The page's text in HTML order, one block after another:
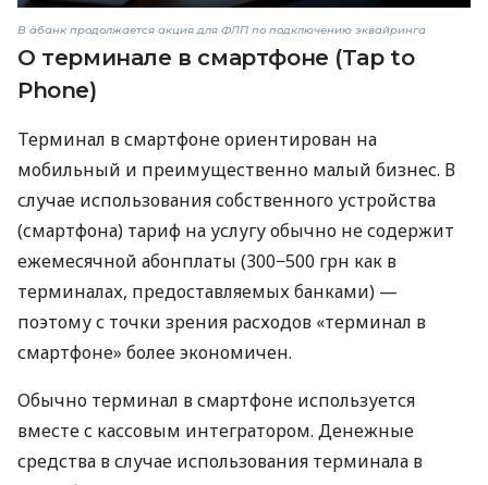
В àбанк продолжается акция для ФЛП по подключению эквайринга
О терминале в смартфоне (Tap to
Phone)
Терминал в смартфоне ориентирован на
мобильный и преимущественно малый бизнес. В
случае использования собственного устройства
(смартфона) тариф на услугу обычно не содержит
ежемесячной абонплаты (300−500 грн как в
терминалах, предоставляемых банками) —
поэтому с точки зрения расходов «терминал в
смартфоне» более экономичен.
Обычно терминал в смартфоне используется
вместе с кассовым интегратором. Денежные
средства в случае использования терминала в